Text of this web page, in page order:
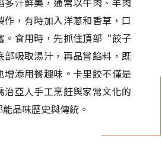
作，有時加入洋蔥和香草，口
。食用時，先抓住頂部“餃子
吸取湯汁，再品嘗餡料，既
增添用餐趣味。卡里餃不僅是
治亞人手工烹飪與家常文化的
品味歷史與傳統。